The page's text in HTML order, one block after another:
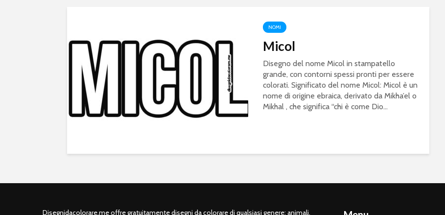
NOMI
Micol
Disegno del nome Micol in stampatello
grande, con contorni spessi pronti per essere
colorati. Significato del nome Micol: Micol è un
nome di origine ebraica, derivato da Mikha’el o
Mikhal , che significa “chi è come Dio...
Disegnidacolorare.me offre gratuitamente disegni da colorare di qualsiasi genere: animali,